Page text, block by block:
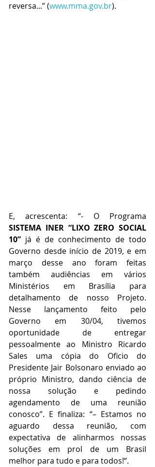
reversa...” (www.mma.gov.br).
SISTEMA INER “LIXO ZERO SOCIAL
10” já é de conhecimento de todo
Governo desde início de 2019, e em
março desse ano foram feitas
também audiências em vários
Ministérios em Brasília para
detalhamento de nosso Projeto.
Nesse lançamento feito pelo
Governo em 30/04, tivemos
oportunidade de entregar
pessoalmente ao Ministro Ricardo
Sales uma cópia do Oficio do
Presidente Jair Bolsonaro enviado ao
próprio Ministro, dando ciência de
nossa solução e pedindo
agendamento de uma reunião
conosco”. E finaliza: “– Estamos no
aguardo dessa reunião, com
expectativa de alinharmos nossas
soluções em prol de um Brasil
melhor para tudo e para todos!“.